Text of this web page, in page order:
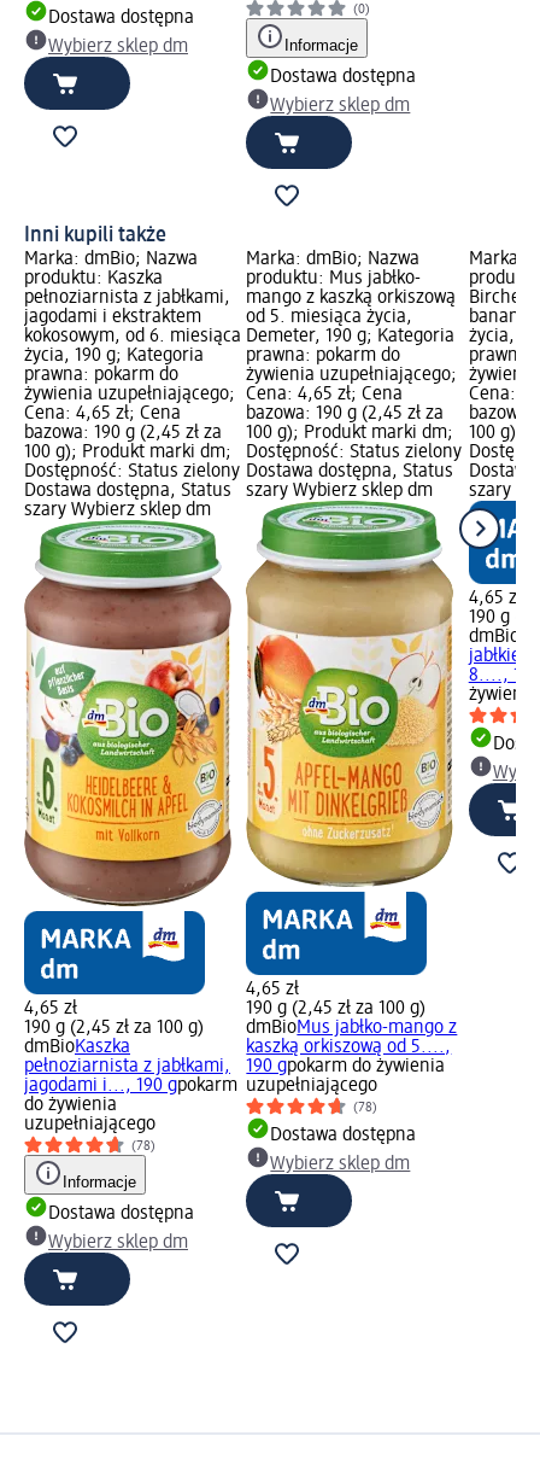
Dostawa dostępna
Wybierz sklep dm
(0)
Informacje
Dostawa dostępna
Wybierz sklep dm
Inni kupili także
Marka: dmBio; Nazwa
produktu: Kaszka
pełnoziarnista z jabłkami,
jagodami i ekstraktem
kokosowym, od 6. miesiąca
życia, 190 g; Kategoria
prawna: pokarm do
żywienia uzupełniającego;
Cena: 4,65 zł; Cena
bazowa: 190 g (2,45 zł za
100 g); Produkt marki dm;
Dostępność: Status zielony
Dostawa dostępna, Status
szary Wybierz sklep dm
4,65 zł
190 g (2,45 zł za 100 g)
dmBioKaszka
pełnoziarnista z jabłkami,
jagodami i..., 190 gpokarm
do żywienia
uzupełniającego
(78)
Informacje
Dostawa dostępna
Wybierz sklep dm
Marka: dmBio; Nazwa
produktu: Mus jabłko-
mango z kaszką orkiszową
od 5. miesiąca życia,
Demeter, 190 g; Kategoria
prawna: pokarm do
żywienia uzupełniającego;
Cena: 4,65 zł; Cena
bazowa: 190 g (2,45 zł za
100 g); Produkt marki dm;
Dostępność: Status zielony
Dostawa dostępna, Status
szary Wybierz sklep dm
4,65 zł
190 g (2,45 zł za 100 g)
dmBioMus jabłko-mango z
kaszką orkiszową od 5....,
190 gpokarm do żywienia
uzupełniającego
(78)
Dostawa dostępna
Wybierz sklep dm
Marka:
życia,
prawna:
Cena:
bazowa:
100 g);
szary
4,65 zł
190 g
dmBio
8....,